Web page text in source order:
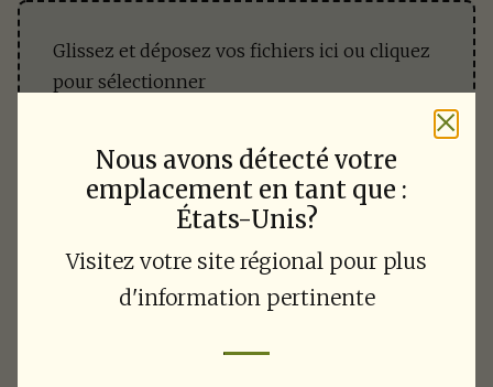
Glissez et déposez vos fichiers ici ou cliquez
pour sélectionner
vérifie si tu es d'accord
En cliquant sur Envoyer, vous acceptez les
Politique de confidentialité
Envoyer
Nous avons détecté votre
emplacement en tant que :
États-Unis?
Visitez votre site régional pour plus
d'information pertinente